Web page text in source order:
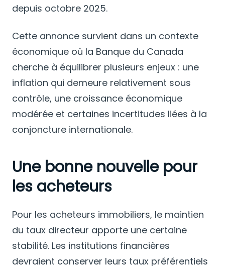
depuis octobre 2025.
Cette annonce survient dans un contexte
économique où la Banque du Canada
cherche à équilibrer plusieurs enjeux : une
inflation qui demeure relativement sous
contrôle, une croissance économique
modérée et certaines incertitudes liées à la
conjoncture internationale.
Une bonne nouvelle pour
les acheteurs
Pour les acheteurs immobiliers, le maintien
du taux directeur apporte une certaine
stabilité. Les institutions financières
devraient conserver leurs taux préférentiels